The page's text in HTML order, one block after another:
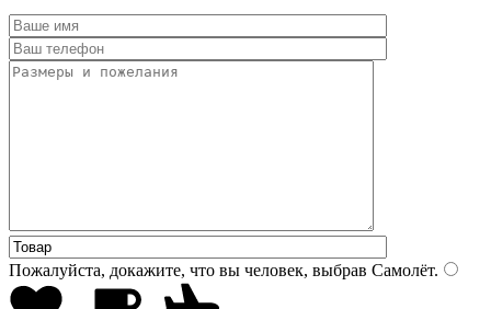
Пожалуйста, докажите, что вы человек, выбрав Самолёт.